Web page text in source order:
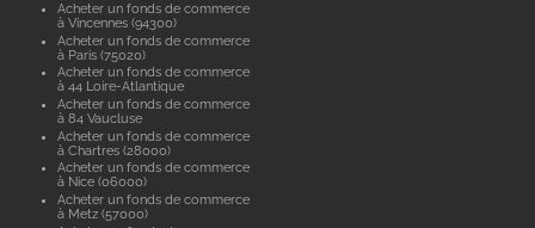
Acheter un fonds de commerce
à Vincennes (94300)
Acheter un fonds de commerce
à Paris (75020)
Acheter un fonds de commerce
à 44 Loire-Atlantique
Acheter un fonds de commerce
à 84 Vaucluse
Acheter un fonds de commerce
à Chartres (28000)
Acheter un fonds de commerce
à Nice (06000)
Acheter un fonds de commerce
à Metz (57000)